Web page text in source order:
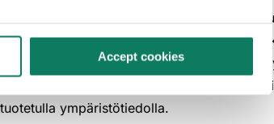
Accept cookies
elinkaarilaskenta, verifioi kolmannella
(EPD). Varmista
asiakkaiden projektien kanssa, sekä hanki
Markkinoi tuotettasi
ympäristötiedolla.